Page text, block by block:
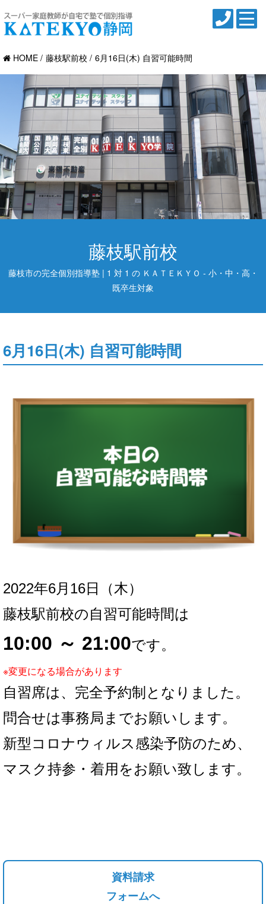
HOME 藤枝駅前校 6月16日(木) 自習可能時間
藤枝駅前校
藤枝市の完全個別指導塾 | 1 対 1 の ＫＡＴＥＫＹＯ - 小・中・高・
既卒生対象
6月16日(木) 自習可能時間
2022年6月16日（木）
藤枝駅前校の自習可能時間は
10:00 ～ 21:00です。
※変更になる場合があります
自習席は、完全予約制となりました。
問合せは事務局までお願いします。
新型コロナウィルス感染予防のため、
マスク持参・着用をお願い致します。
資料請求
フォームへ